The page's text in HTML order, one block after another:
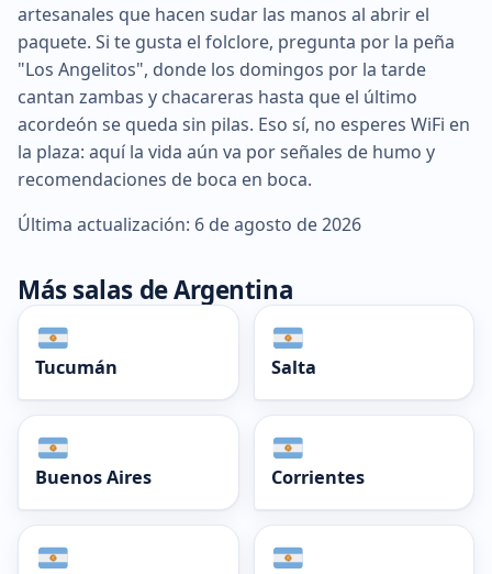
artesanales que hacen sudar las manos al abrir el
paquete. Si te gusta el folclore, pregunta por la peña
"Los Angelitos", donde los domingos por la tarde
cantan zambas y chacareras hasta que el último
acordeón se queda sin pilas. Eso sí, no esperes WiFi en
la plaza: aquí la vida aún va por señales de humo y
recomendaciones de boca en boca.
Última actualización: 6 de agosto de 2026
Más salas de Argentina
Tucumán Salta
Buenos Aires Corrientes